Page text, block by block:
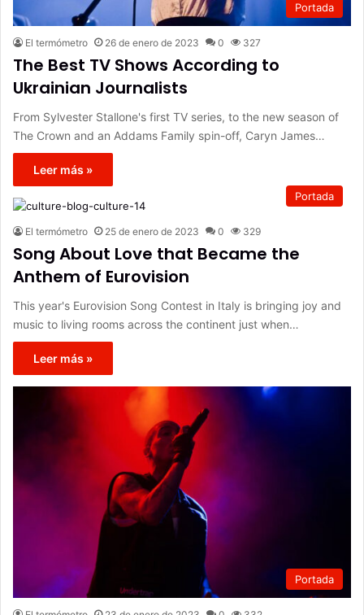
Portada
El termómetro 26 de enero de 2023 0 327
The Best TV Shows According to
Ukrainian Journalists
From Sylvester Stallone's first TV series, to the new season of
The Crown and an Addams Family spin-off, Caryn James…
Leer más »
Portada
El termómetro 25 de enero de 2023 0 329
Song About Love that Became the
Anthem of Eurovision
This year's Eurovision Song Contest in Italy is bringing joy and
music to living rooms across the continent just when…
Leer más »
Portada